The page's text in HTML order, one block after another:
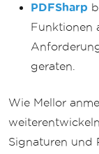
PDFSharp
Funktionen
geraten.
Wie Mellor
Signaturen und